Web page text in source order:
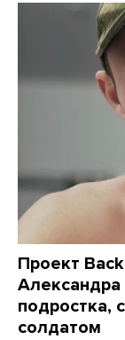
Проект
Александра
подростка,
солдатом